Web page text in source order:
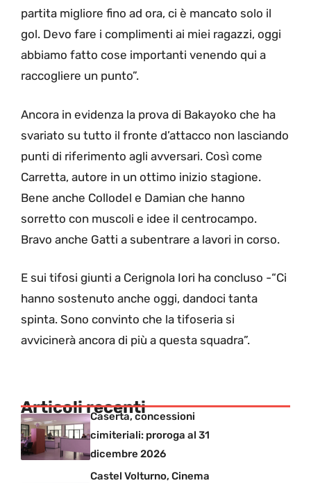
partita migliore fino ad ora, ci è mancato solo il
gol. Devo fare i complimenti ai miei ragazzi, oggi
abbiamo fatto cose importanti venendo qui a
raccogliere un punto”.
Ancora in evidenza la prova di Bakayoko che ha
svariato su tutto il fronte d’attacco non lasciando
punti di riferimento agli avversari. Così come
Carretta, autore in un ottimo inizio stagione.
Bene anche Collodel e Damian che hanno
sorretto con muscoli e idee il centrocampo.
Bravo anche Gatti a subentrare a lavori in corso.
E sui tifosi giunti a Cerignola Iori ha concluso -“Ci
hanno sostenuto anche oggi, dandoci tanta
spinta. Sono convinto che la tifoseria si
avvicinerà ancora di più a questa squadra”.
Articoli recenti
Caserta, concessioni
cimiteriali: proroga al 31
dicembre 2026
Castel Volturno, Cinema